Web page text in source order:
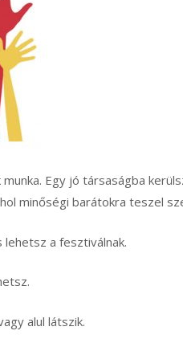
Egy jó társaságba
minőségi barátokra teszel
a fesztiválnak.
alul látszik.